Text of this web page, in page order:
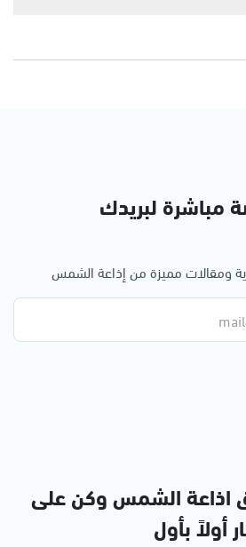
مباشرة لبريدك
ومقالات مميزة من إذاعة الشمس
اذاعة الشمس وكن على
أولاً بأول